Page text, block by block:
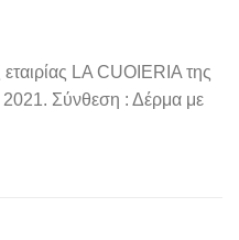
LA CUOIERIA της
Σύνθεση : Δέρμα με